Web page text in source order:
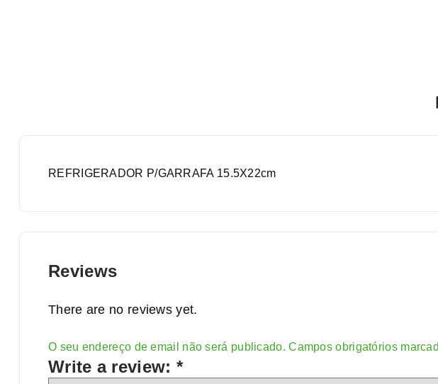
REFRIGERADOR P/GARRAFA 15.5X22cm
Reviews
There are no reviews yet.
O seu endereço de email não será publicado. Campos obrigatórios
Write a review: *
Alternative: